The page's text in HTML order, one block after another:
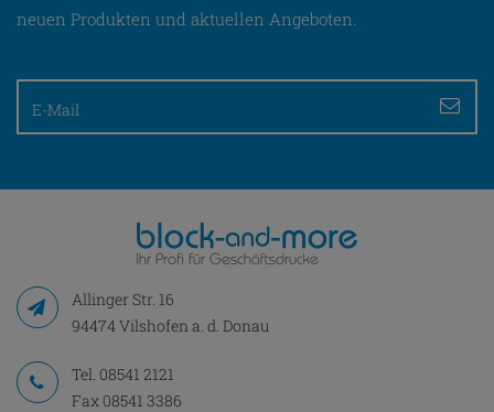
neuen Produkten und aktuellen Angeboten.
Allinger Str. 16
94474 Vilshofen a. d. Donau
Tel. 08541 2121
Fax 08541 3386